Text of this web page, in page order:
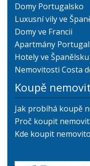
Domy Portugalsko
Luxusní vily ve
Domy ve Francii
Apartmány
Hotely ve
Nemovitosti Costa
Koupě
Jak probíhá koupě
Proč koupit
Kde koupit